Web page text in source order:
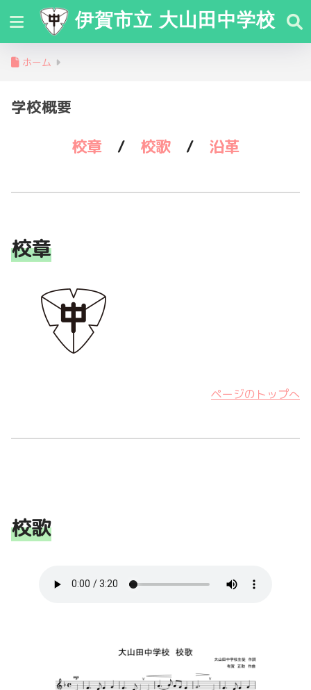
伊賀市立 大山田中学校
ホーム
学校概要
校章 / 校歌 / 沿革
校章
ページのトップへ
校歌